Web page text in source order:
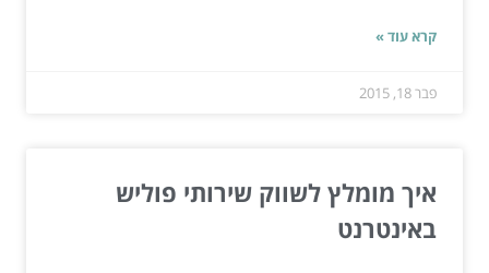
קרא עוד »
פבר 18, 2015
איך מומלץ לשווק שירותי פוליש
באינטרנט